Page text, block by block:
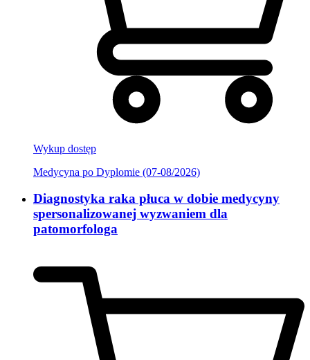
Wykup dostęp
Medycyna po Dyplomie (07-08/2026)
Diagnostyka raka płuca w dobie medycyny
spersonalizowanej wyzwaniem dla
patomorfologa